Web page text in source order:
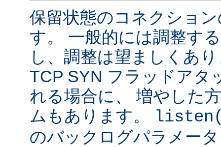
保留状態のコネクショ
す。 一般的には調整す
し、調整は望ましくあ
TCP SYN フラッドアタ
れる場合に、 増やした
ムもあります。
のバックログパラメー